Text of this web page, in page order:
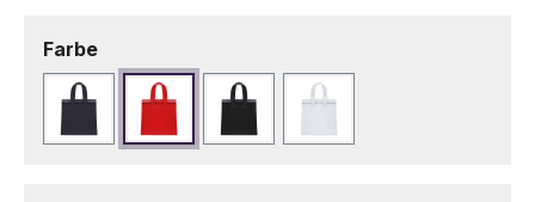
Farbeauswählen
Marineblau
Rot Schwarz